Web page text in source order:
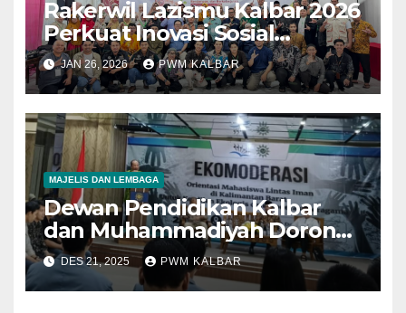
Rakerwil Lazismu Kalbar 2026
Perkuat Inovasi Sosial
Berkelanjutan
JAN 26, 2026 PWM KALBAR
MAJELIS DAN LEMBAGA
Dewan Pendidikan Kalbar
dan Muhammadiyah Dorong
Ekomoderasi Melalui
Orientasi Mahasiswa Lintas
Iman Hadapi Krisis
DES 21, 2025 PWM KALBAR